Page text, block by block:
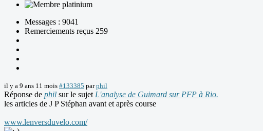
Messages : 9041
Remerciements reçus 259
il y a 9 ans 11 mois #133385 parphil
Réponse de phil sur le sujet L'analyse de Guimard sur PFP à Rio.
les articles de J P Stéphan avant et après course
www.lenversduvelo.com/